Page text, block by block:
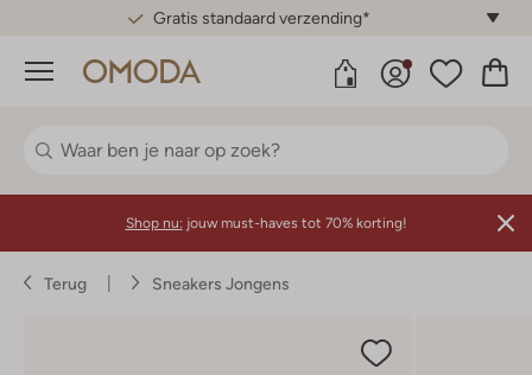
Gratis standaard verzending*
Menu
Shop nu: jouw must-haves tot 70% korting!
Terug Sneakers Jongens